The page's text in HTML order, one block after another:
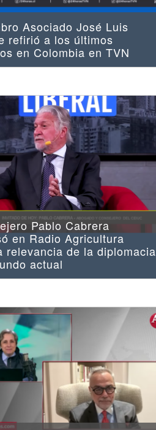
Asociado José Luis
refirió a los últimos
en Colombia en TVN
Pablo Cabrera
en Radio Agricultura
relevancia de la diplomacia
actual